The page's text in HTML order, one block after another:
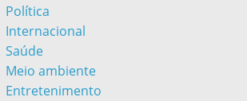
Política
Internacional
Saúde
Meio ambiente
Entretenimento